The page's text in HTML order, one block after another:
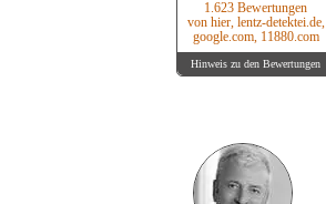
1.623 Bewertungen
von hier, lentz-detektei.de,
google.com, 11880.com
Hinweis zu den Bewertungen